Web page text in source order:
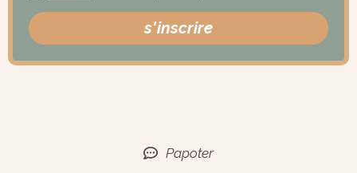
s'inscrire
Papoter